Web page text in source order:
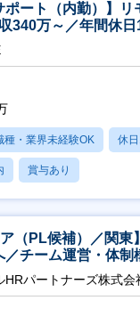
ポート（内勤）】
340万～／年間休日
種・業界未経験OK 休
賞与あり
ア（PL候補）／関東
／チーム運営・体制
HRパートナーズ株式会